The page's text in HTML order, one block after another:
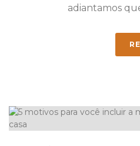
adiantamos